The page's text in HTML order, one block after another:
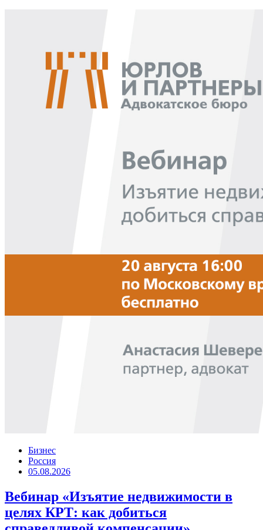
Бизнес
Россия
05.08.2026
Вебинар «Изъятие недвижимости в
целях КРТ: как добиться